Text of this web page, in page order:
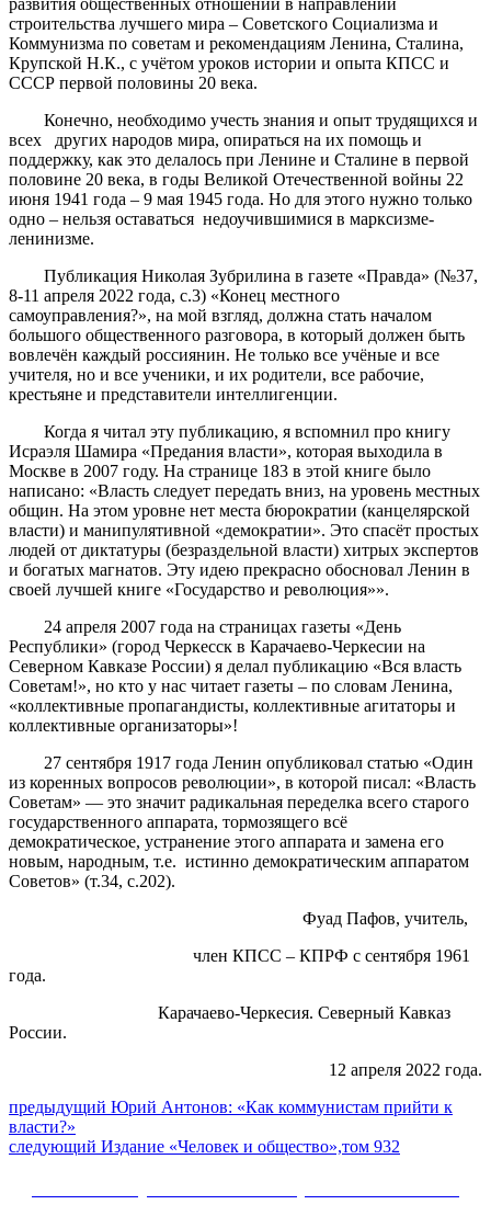
строительства лучшего мира – Советского Социализма и
Коммунизма по советам и рекомендациям Ленина, Сталина,
Крупской Н.К., с учётом уроков истории и опыта КПСС и
СССР первой половины 20 века.
Конечно, необходимо учесть знания и опыт трудящихся и
всех других народов мира, опираться на их помощь и
поддержку, как это делалось при Ленине и Сталине в первой
половине 20 века, в годы Великой Отечественной войны 22
июня 1941 года – 9 мая 1945 года. Но для этого нужно только
одно – нельзя оставаться недоучившимися в марксизме-
ленинизме.
Публикация Николая Зубрилина в газете «Правда» (№37,
8-11 апреля 2022 года, с.3) «Конец местного
самоуправления?», на мой взгляд, должна стать началом
большого общественного разговора, в который должен быть
вовлечён каждый россиянин. Не только все учёные и все
учителя, но и все ученики, и их родители, все рабочие,
крестьяне и представители интеллигенции.
Когда я читал эту публикацию, я вспомнил про книгу
Исраэля Шамира «Предания власти», которая выходила в
Москве в 2007 году. На странице 183 в этой книге было
написано: «Власть следует передать вниз, на уровень местных
общин. На этом уровне нет места бюрократии (канцелярской
власти) и манипулятивной «демократии». Это спасёт простых
людей от диктатуры (безраздельной власти) хитрых экспертов
и богатых магнатов. Эту идею прекрасно обосновал Ленин в
своей лучшей книге «Государство и революция»».
24 апреля 2007 года на страницах газеты «День
Республики» (город Черкесск в Карачаево-Черкесии на
Северном Кавказе России) я делал публикацию «Вся власть
Советам!», но кто у нас читает газеты – по словам Ленина,
«коллективные пропагандисты, коллективные агитаторы и
коллективные организаторы»!
27 сентября 1917 года Ленин опубликовал статью «Один
из коренных вопросов революции», в которой писал: «Власть
Советам» — это значит радикальная переделка всего старого
государственного аппарата, тормозящего всё
демократическое, устранение этого аппарата и замена его
новым, народным, т.е. истинно демократическим аппаратом
Советов» (т.34, с.202).
Фуад Пафов, учитель,
член КПСС – КПРФ с сентября 1961
года.
Карачаево-Черкесия. Северный Кавказ
России.
12 апреля 2022 года.
Навигация
по
предыдущий Предыдущий
Юрий Антонов: «Как коммунистам прийти к
власти?»
следующий Следующее
Издание «Человек и общество»,том 932